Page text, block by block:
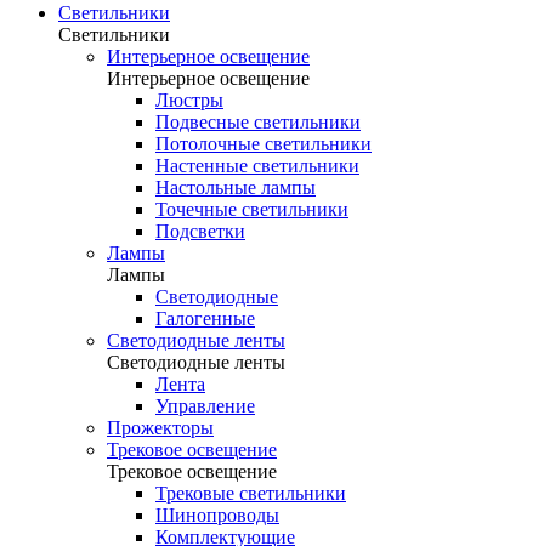
Светильники
Светильники
Интерьерное освещение
Интерьерное освещение
Люстры
Подвесные светильники
Потолочные светильники
Настенные светильники
Настольные лампы
Точечные светильники
Подсветки
Лампы
Лампы
Светодиодные
Галогенные
Светодиодные ленты
Светодиодные ленты
Лента
Управление
Прожекторы
Трековое освещение
Трековое освещение
Трековые светильники
Шинопроводы
Комплектующие